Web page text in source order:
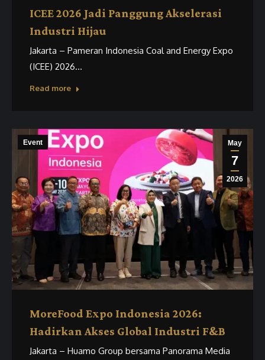
ICEE 2026 Jadi Panggung Akselerasi
Industri Hijau
Jakarta – Pameran Indonesia Coal and Energy Expo
(ICEE) 2026…
Read more
May
7
2026
Event
MoreFood Expo Indonesia 2026:
Hadirkan Akses Global Industri F&B
Jakarta – Huamo Group bersama Panorama Media